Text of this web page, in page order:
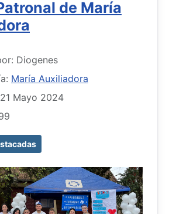
de María
Diogenes
María Auxiliadora
Mayo 2024